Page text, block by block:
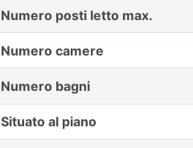
Numero posti letto max.
Numero camere
Numero bagni
Situato al piano